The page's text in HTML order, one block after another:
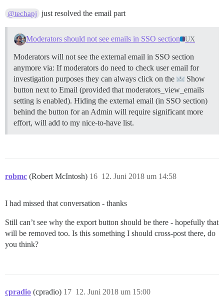
@techapj just resolved the email part
Moderators should not see emails in SSO section UX
Moderators will not see the external email in SSO section
anymore via: If moderators do need to check user email for
investigation purposes they can always click on the
Show
button next to Email (provided that moderators_view_emails
setting is enabled). Hiding the external email (in SSO section)
behind the button for an Admin will require significant more
effort, will add to my nice-to-have list.
robmc (Robert McIntosh) 12. Juni 2018 um 14:58
16
I had missed that conversation - thanks
Still can’t see why the export button should be there - hopefully that
will be removed too. Is this something I should cross-post there, do
you think?
cpradio (cpradio) 12. Juni 2018 um 15:00
17